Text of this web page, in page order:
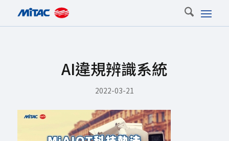
AI違規辨識系統
2022-03-21